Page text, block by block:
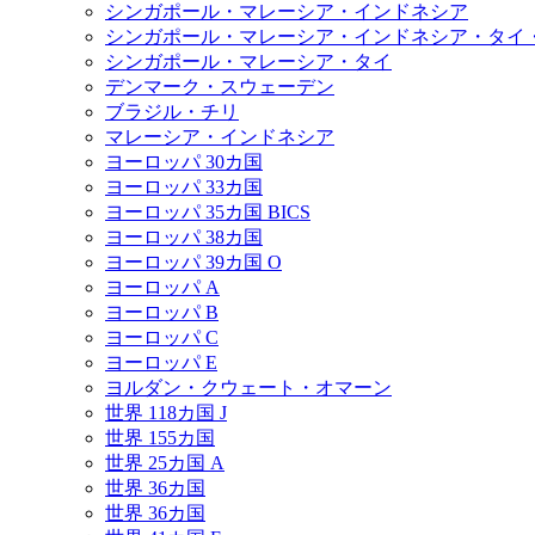
シンガポール・マレーシア・インドネシア
シンガポール・マレーシア・インドネシア・タイ
シンガポール・マレーシア・タイ
デンマーク・スウェーデン
ブラジル・チリ
マレーシア・インドネシア
ヨーロッパ 30カ国
ヨーロッパ 33カ国
ヨーロッパ 35カ国 BICS
ヨーロッパ 38カ国
ヨーロッパ 39カ国 O
ヨーロッパ A
ヨーロッパ B
ヨーロッパ C
ヨーロッパ E
ヨルダン・クウェート・オマーン
世界 118カ国 J
世界 155カ国
世界 25カ国 A
世界 36カ国
世界 36カ国